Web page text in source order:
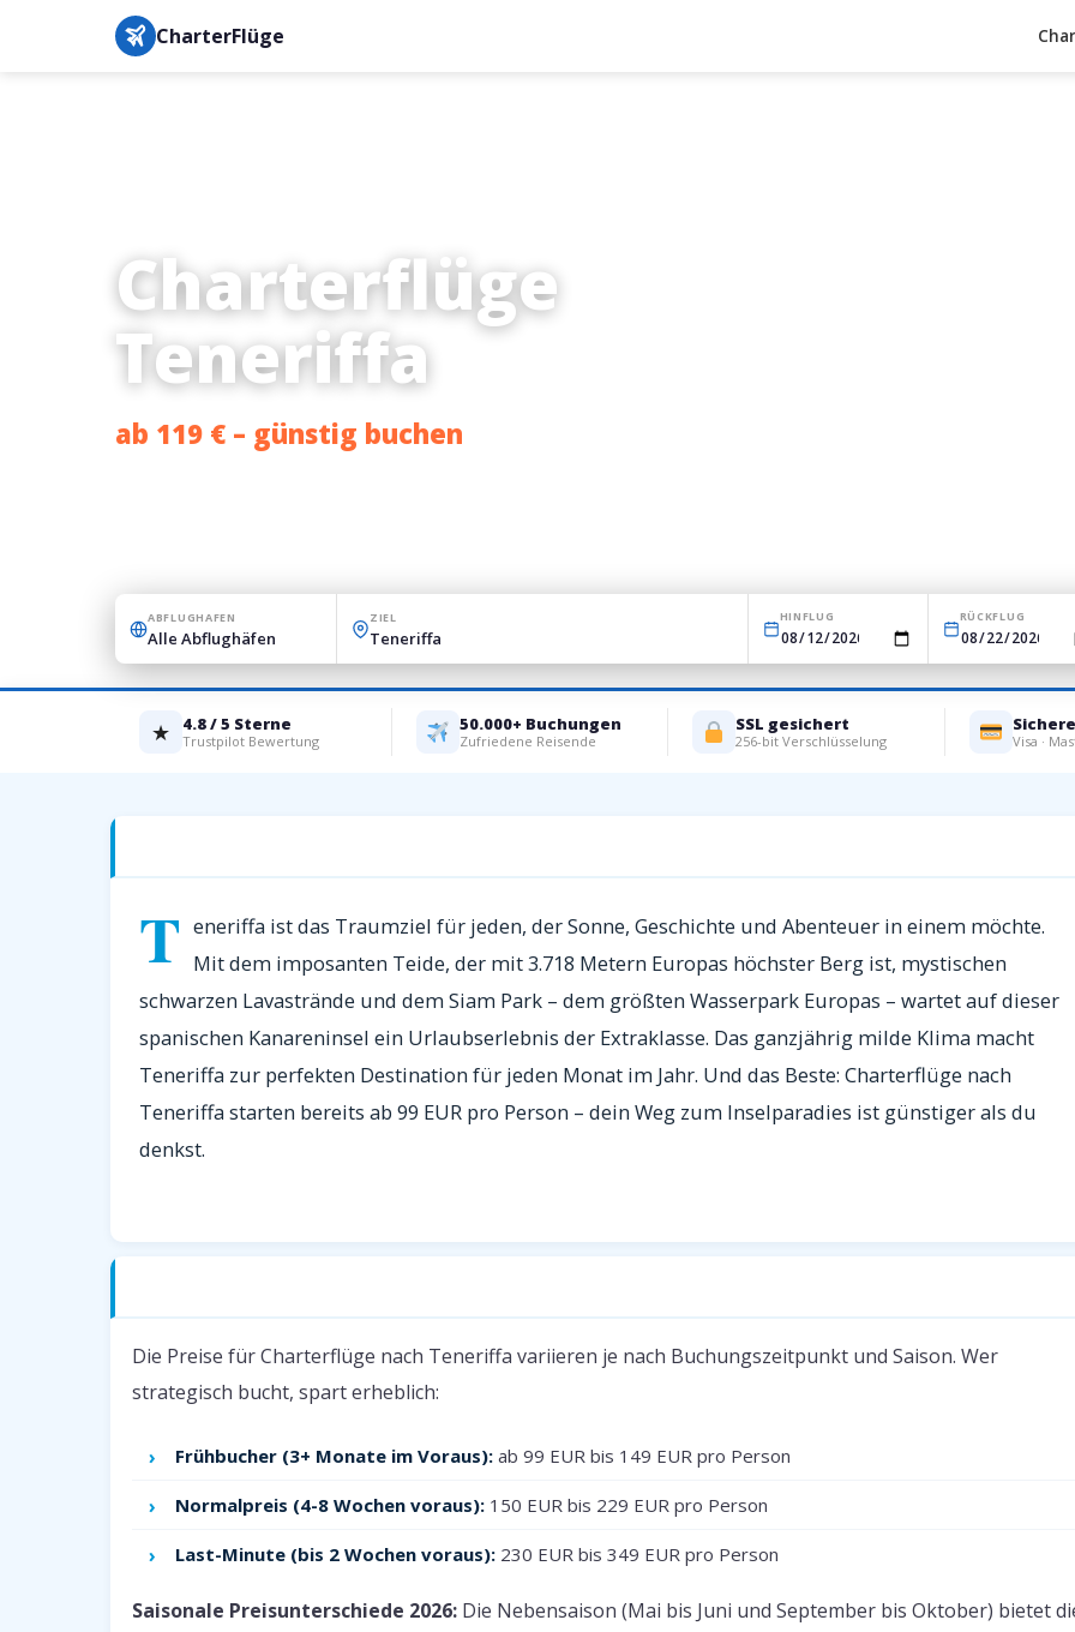
CharterFlüge
Charterflüge
Teneriffa
ab 119 € – günstig buchen
ABFLUGHAFEN ZIEL HINFLUG RÜCKFLUG
★ 4.8 / 5 Sterne
Trustpilot Bewertung
50.000+ Buchungen
Zufriedene Reisende
SSL gesichert
256-bit Verschlüsselung Visa ·
T eneriffa ist das Traumziel für jeden, der Sonne, Geschichte und Abenteuer in einem möchte.
Mit dem imposanten Teide, der mit 3.718 Metern Europas höchster Berg ist, mystischen
schwarzen Lavastrände und dem Siam Park – dem größten Wasserpark Europas – wartet auf dieser
spanischen Kanareninsel ein Urlaubserlebnis der Extraklasse. Das ganzjährig milde Klima macht
Teneriffa zur perfekten Destination für jeden Monat im Jahr. Und das Beste: Charterflüge nach
Teneriffa starten bereits ab 99 EUR pro Person – dein Weg zum Inselparadies ist günstiger als du
denkst.
Die Preise für Charterflüge nach Teneriffa variieren je nach Buchungszeitpunkt und Saison. Wer
strategisch bucht, spart erheblich:
Frühbucher (3+ Monate im Voraus): ab 99 EUR bis 149 EUR pro Person
Normalpreis (4-8 Wochen voraus): 150 EUR bis 229 EUR pro Person
Last-Minute (bis 2 Wochen voraus): 230 EUR bis 349 EUR pro Person
Saisonale Preisunterschiede 2026: Die Nebensaison (Mai bis Juni und September bis Oktober) bietet